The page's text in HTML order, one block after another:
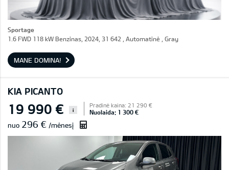
Sportage
1.6 FWD 118 kW Benzinas, 2024, 31 642 , Automatinė , Gray
MANE DOMINA!
KIA PICANTO
19 990 € i
Pradinė kaina: 21 290 €
Nuolaida: 1 300 €
nuo 296 € /mėnesį